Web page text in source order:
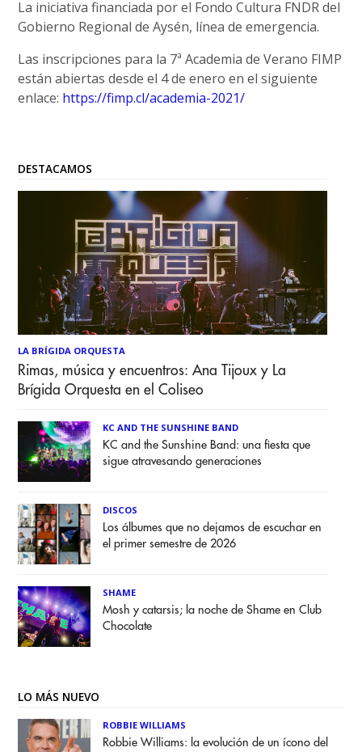
La iniciativa financiada por el Fondo Cultura FNDR del
Gobierno Regional de Aysén, línea de emergencia.
Las inscripciones para la 7ª Academia de Verano FIMP
están abiertas desde el 4 de enero en el siguiente
enlace: https://fimp.cl/academia-2021/
DESTACAMOS
LA BRÍGIDA ORQUESTA
Rimas, música y encuentros: Ana Tijoux y La
Brígida Orquesta en el Coliseo
KC AND THE SUNSHINE BAND
KC and the Sunshine Band: una fiesta que
sigue atravesando generaciones
DISCOS
Los álbumes que no dejamos de escuchar en
el primer semestre de 2026
SHAME
Mosh y catarsis; la noche de Shame en Club
Chocolate
LO MÁS NUEVO
ROBBIE WILLIAMS
Robbie Williams: la evolución de un ícono del